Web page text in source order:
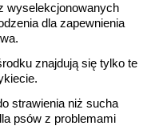
wyselekcjonowanych
dla zapewnienia
znajdują się tylko te
strawienia niż sucha
psów z problemami